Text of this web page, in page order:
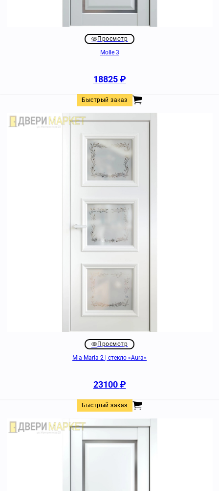
Просмотр
Molle 3
18825₽
Быстрый заказ
Просмотр
Mia Maria 2 | стекло «Aura»
23100₽
Быстрый заказ